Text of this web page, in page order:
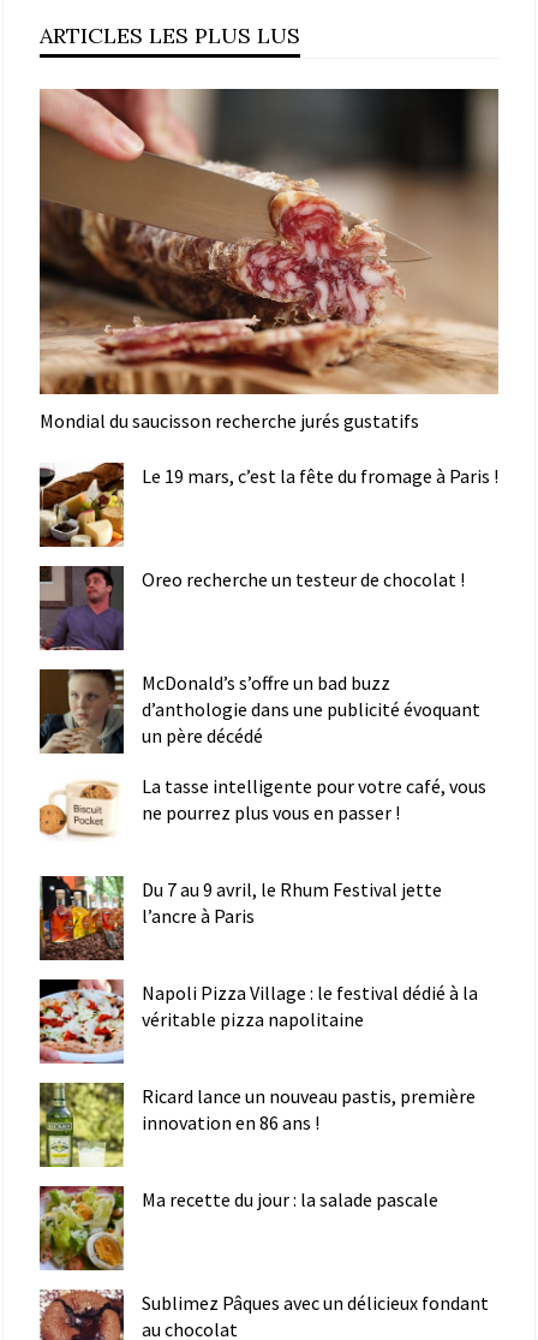
ARTICLES LES PLUS LUS
Mondial du saucisson recherche jurés gustatifs
Le 19 mars, c’est la fête du fromage à Paris !
Oreo recherche un testeur de chocolat !
McDonald’s s’offre un bad buzz
d’anthologie dans une publicité évoquant
un père décédé
La tasse intelligente pour votre café, vous
ne pourrez plus vous en passer !
Du 7 au 9 avril, le Rhum Festival jette
l’ancre à Paris
Napoli Pizza Village : le festival dédié à la
véritable pizza napolitaine
Ricard lance un nouveau pastis, première
innovation en 86 ans !
Ma recette du jour : la salade pascale
Sublimez Pâques avec un délicieux fondant
au chocolat